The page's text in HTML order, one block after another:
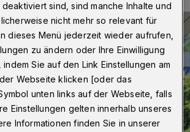
sind, sind manche Inhalte und
nicht mehr so relevant für
dieses Menü jederzeit wieder aufrufen,
zu ändern oder Ihre Einwilligung
Sie auf den Link Einstellungen am
Webseite klicken [oder das
unten links auf der Webseite, falls
Einstellungen gelten innerhalb unseres
Informationen finden Sie in unserer